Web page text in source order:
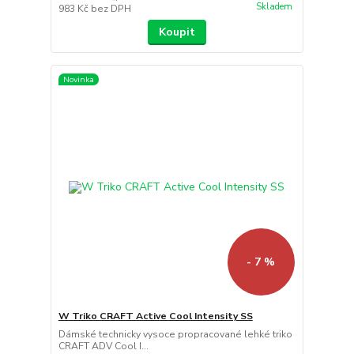
983 Kč bez DPH Skladem
Koupit
Novinka
- 7 %
W Triko CRAFT Active Cool Intensity SS
Dámské technicky vysoce propracované lehké triko
CRAFT ADV Cool I...